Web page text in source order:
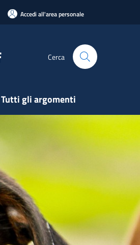
Accedi all'area personale
Cerca
Tutti gli argomenti